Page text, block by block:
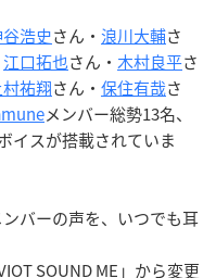
浩史さん・ 浪川大輔さ
江口拓也さん・ 木村良平さ
村祐翔さん・ 保住有哉さ
メンバー総勢13名、
イスが搭載されていま
バーの声を、いつでも耳
SOUND ME」から変更